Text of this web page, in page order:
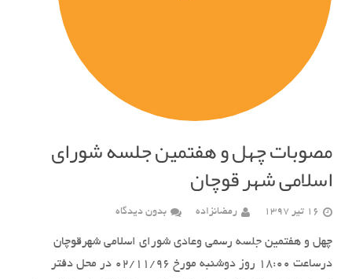
مصوبات چهل و هفتمین جلسه شورای
اسلامی شهر قوچان
16 تیر 1397 رمضانزاده بدون دیدگاه
چهل و هفتمین جلسه رسمی وعادی شورای اسلامی شهرقوچان
درساعت 18:00 روز دوشنبه مورخ 02/11/96 در محل دفتر